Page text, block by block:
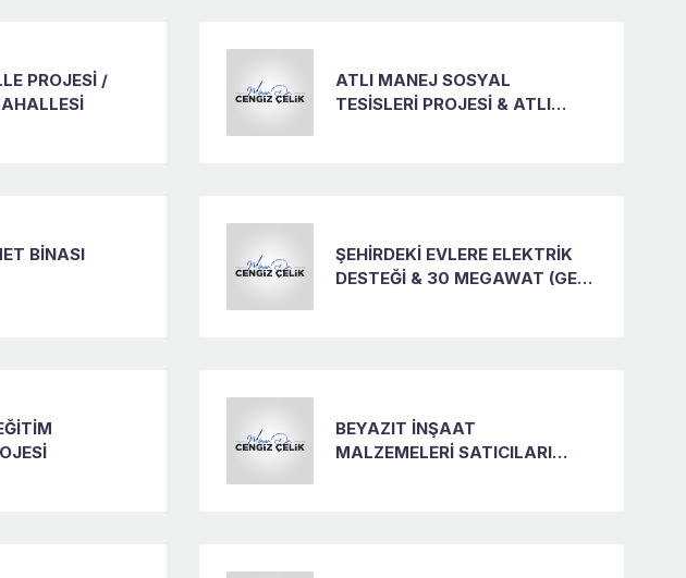
PROJESİ /
ATLI MANEJ SOSYAL
TESİSLERİ PROJESİ & ATLI
BİNASI
ŞEHİRDEKİ EVLERE ELEKTRİK
DESTEĞİ & 30 MEGAWAT (GES)
BEYAZIT İNŞAAT
MALZEMELERİ SATICILARI